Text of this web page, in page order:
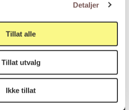
Detaljer
Tillat alle
Tillat utvalg
Ikke tillat